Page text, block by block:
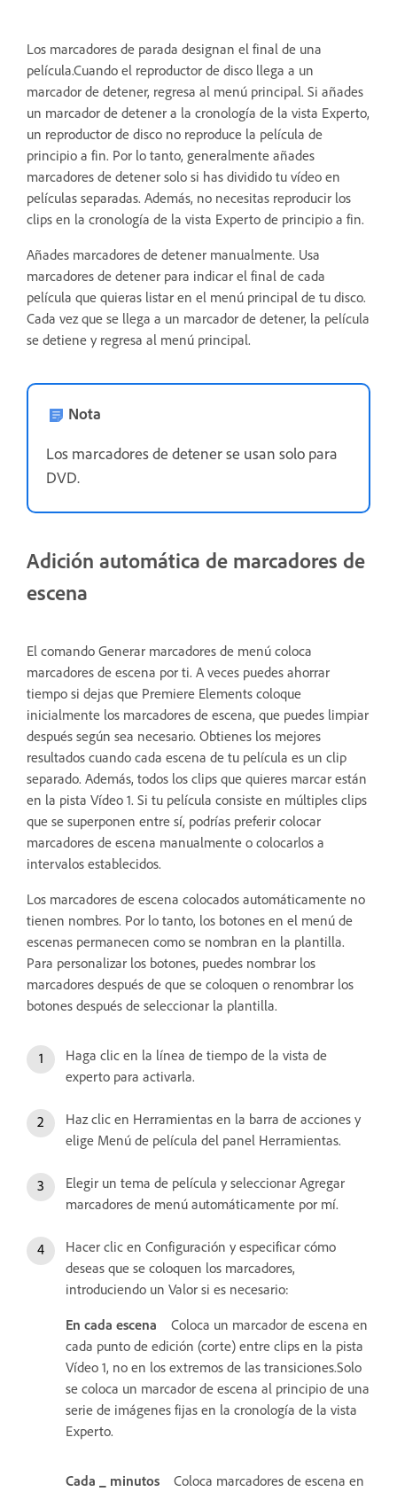
Los marcadores de parada designan el final de una
película.Cuando el reproductor de disco llega a un
marcador de detener, regresa al menú principal. Si añades
un marcador de detener a la cronología de la vista Experto,
un reproductor de disco no reproduce la película de
principio a fin. Por lo tanto, generalmente añades
marcadores de detener solo si has dividido tu vídeo en
películas separadas. Además, no necesitas reproducir los
clips en la cronología de la vista Experto de principio a fin.
Añades marcadores de detener manualmente. Usa
marcadores de detener para indicar el final de cada
película que quieras listar en el menú principal de tu disco.
Cada vez que se llega a un marcador de detener, la película
se detiene y regresa al menú principal.
Nota
Los marcadores de detener se usan solo para
DVD.
Adición automática de marcadores de
escena
El comando Generar marcadores de menú coloca
marcadores de escena por ti. A veces puedes ahorrar
tiempo si dejas que Premiere Elements coloque
inicialmente los marcadores de escena, que puedes limpiar
después según sea necesario. Obtienes los mejores
resultados cuando cada escena de tu película es un clip
separado. Además, todos los clips que quieres marcar están
en la pista Vídeo 1. Si tu película consiste en múltiples clips
que se superponen entre sí, podrías preferir colocar
marcadores de escena manualmente o colocarlos a
intervalos establecidos.
Los marcadores de escena colocados automáticamente no
tienen nombres. Por lo tanto, los botones en el menú de
escenas permanecen como se nombran en la plantilla.
Para personalizar los botones, puedes nombrar los
marcadores después de que se coloquen o renombrar los
botones después de seleccionar la plantilla.
Haga clic en la línea de tiempo de la vista de
experto para activarla.
Haz clic en Herramientas en la barra de acciones y
elige Menú de película del panel Herramientas.
Elegir un tema de película y seleccionar Agregar
marcadores de menú automáticamente por mí.
Hacer clic en Configuración y especificar cómo
deseas que se coloquen los marcadores,
introduciendo un Valor si es necesario:
En cada escena
Coloca un marcador de escena en
cada punto de edición (corte) entre clips en la pista
Vídeo 1, no en los extremos de las transiciones.Solo
se coloca un marcador de escena al principio de una
serie de imágenes fijas en la cronología de la vista
Experto.
Cada _ minutos
Coloca marcadores de escena en